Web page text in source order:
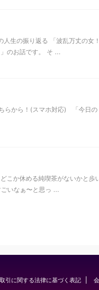
人生の振り返る 「波乱万丈の女
のお話です。 そ ...
らから！(スマホ対応) 「今日の
こか休める純喫茶がないかと歩
いなぁ〜と思っ ...
引に関する法律に基づく表記